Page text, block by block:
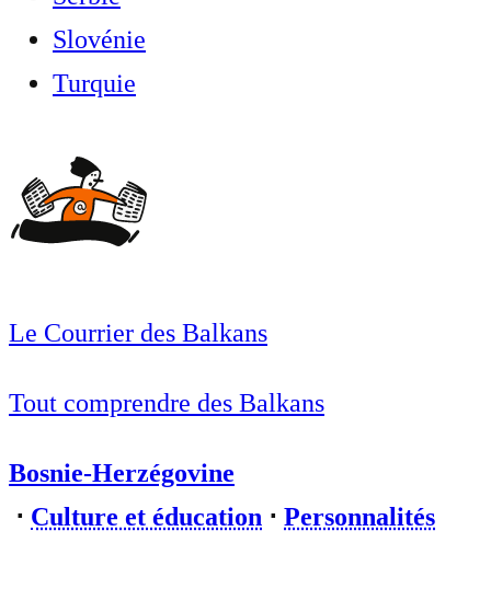
Slovénie
Turquie
Le Courrier des Balkans
Tout comprendre des Balkans
Bosnie-Herzégovine
⋅ Culture et éducation ⋅ Personnalités